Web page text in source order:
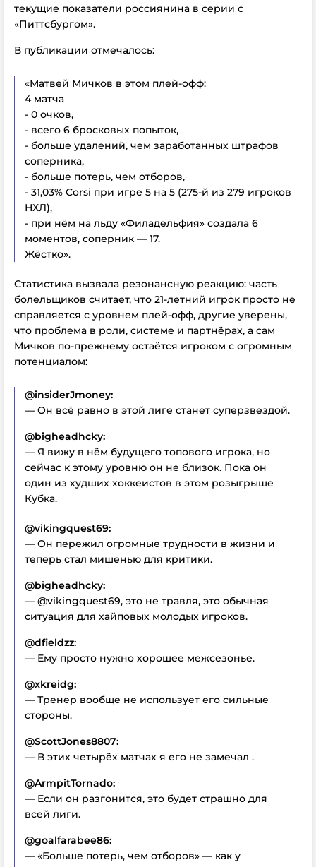
текущие показатели россиянина в серии с
«Питтсбургом».
В публикации отмечалось:
«Матвей Мичков в этом плей-офф:
4 матча
- 0 очков,
- всего 6 бросковых попыток,
- больше удалений, чем заработанных штрафов
соперника,
- больше потерь, чем отборов,
- 31,03% Corsi при игре 5 на 5 (275-й из 279 игроков
НХЛ),
- при нём на льду «Филадельфия» создала 6
моментов, соперник — 17.
Жёстко».
Статистика вызвала резонансную реакцию: часть
болельщиков считает, что 21-летний игрок просто не
справляется с уровнем плей-офф, другие уверены,
что проблема в роли, системе и партнёрах, а сам
Мичков по-прежнему остаётся игроком с огромным
потенциалом:
@insiderJmoney:
— Он всё равно в этой лиге станет суперзвездой.
@bigheadhcky:
— Я вижу в нём будущего топового игрока, но
сейчас к этому уровню он не близок. Пока он
один из худших хоккеистов в этом розыгрыше
Кубка.
@vikingquest69:
— Он пережил огромные трудности в жизни и
теперь стал мишенью для критики.
@bigheadhcky:
— @vikingquest69, это не травля, это обычная
ситуация для хайповых молодых игроков.
@dfieldzz:
— Ему просто нужно хорошее межсезонье.
@xkreidg:
— Тренер вообще не использует его сильные
стороны.
@ScottJones8807:
— В этих четырёх матчах я его не замечал .
@ArmpitTornado:
— Если он разгонится, это будет страшно для
всей лиги.
@goalfarabee86:
— «Больше потерь, чем отборов» — как у